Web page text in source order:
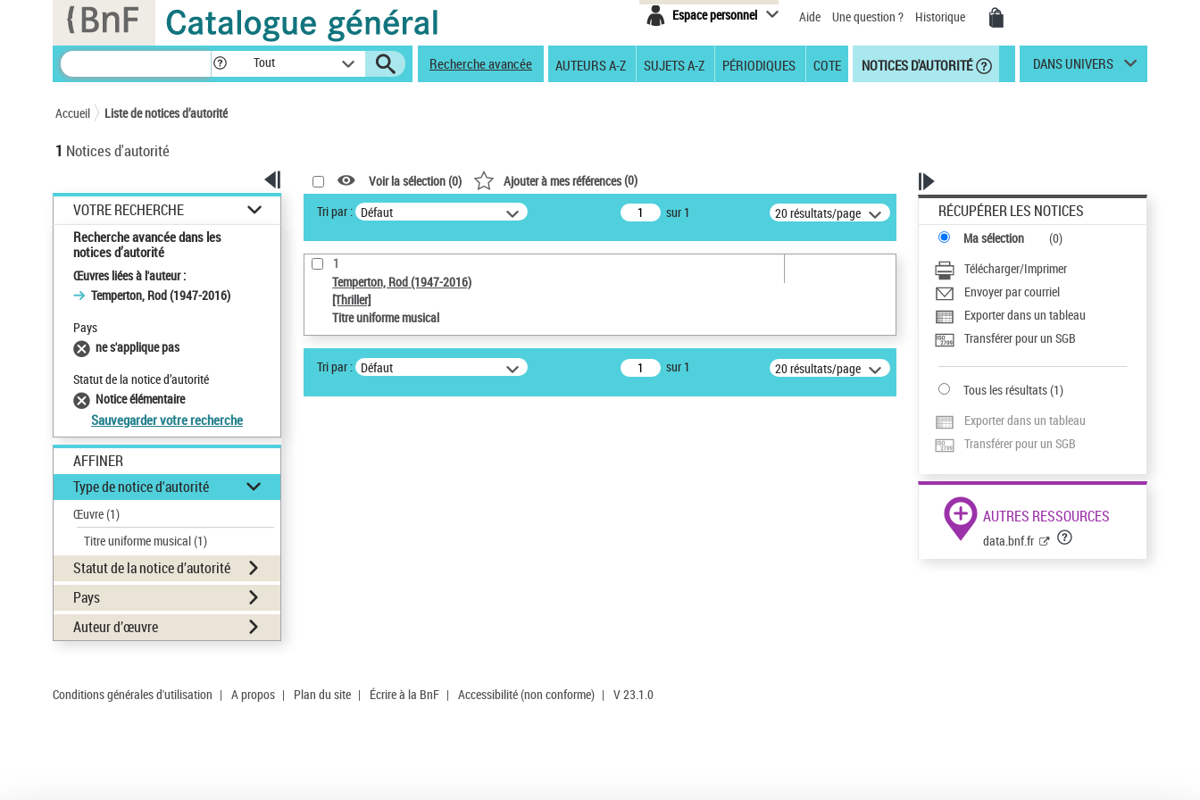
Espace personnel Aide Une question ? Historique
Tout Recherche avancée AUTEURS A-Z SUJETS A-Z PÉRIODIQUES COTE NOTICES D'AUTORITÉ DANS UNIVERS
Accueil Liste de notices d’autorité
1 Notices d'autorité
VOTRE RECHERCHE
Recherche avancée dans les
notices d’autorité
Œuvres liées à l'auteur :
Temperton, Rod (1947-2016)
Pays
ne s'applique pas
Statut de la notice d’autorité
Notice élémentaire
Sauvegarder votre recherche
AFFINER
Type de notice d'autorité
Œuvre(1)
Titre uniforme musical(1)
Statut de la notice d’autorité
Pays
Auteur d’œuvre
Voir la sélection (0) Ajouter à mes références(0)
Tri par : Défaut sur 1 20 résultats/page
1
Temperton, Rod (1947-2016)
[Thriller]
Titre uniforme musical
Tri par : Défaut sur 1 20 résultats/page
RÉCUPÉRER LES NOTICES
Ma sélection (0)
Télécharger/Imprimer
Envoyer par courriel
Exporter dans un tableau
Transférer pour un SGB
Tous les résultats(1)
Exporter dans un tableau
Transférer pour un SGB
AUTRES RESSOURCES
data.bnf.fr
Conditions générales d'utilisation | A propos | Plan du site | Écrire à la BnF | Accessibilité (non conforme) | V 23.1.0
Panneau de gestion des cookies